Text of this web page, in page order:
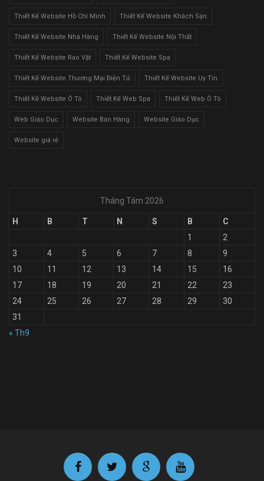
Thiết Kế Website Hồ Chí Minh Thiết Kế Website Khách Sạn
Thiết Kế Website Nhà Hàng Thiết Kế Website Nội Thất
Thiết Kế Website Rao Vặt Thiết Kế Website Spa
Thiết Kế Website Thương Mại Điện Tử Thiết Kế Website Uy Tín
Thiết Kế Website Ô Tô Thiết Kế Web Spa Thiết Kế Web Ô Tô
Web Giáo Dục Website Bán Hàng Website Giáo Dục
Website giá rẻ
Tháng Tám 2026
H B T N S B
C
1
2
3
4 5 6 7 8
9
10
11 12 13 14 15
16
17
18 19 20 21 22
23
24
25 26 27 28 29
30
31
« Th9